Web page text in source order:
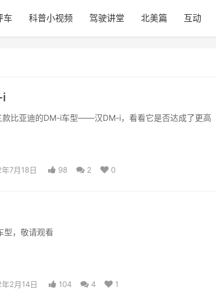
车 科普小视频 驾驶讲堂 北美篇 互动
i
款比亚迪的DM-i车型——汉DM-i，看看它是否达成了更高
7月18日 98 2 0
型，敬请观看
2月14日 104 4 1